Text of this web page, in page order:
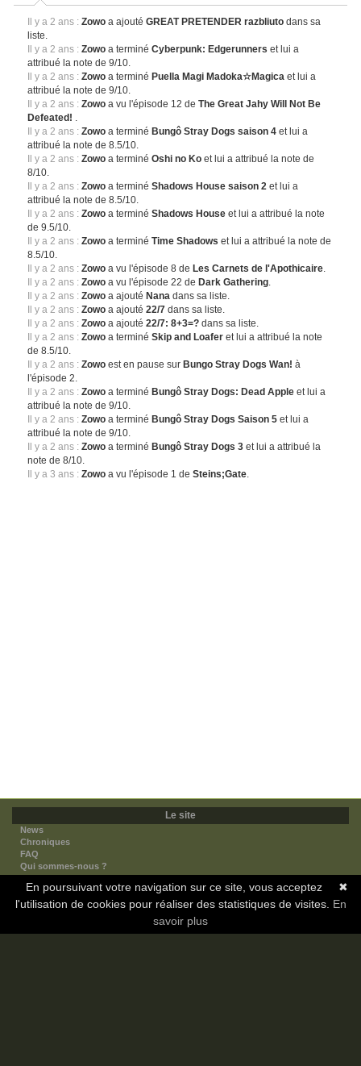
Il y a 2 ans : Zowo a ajoutéGREAT PRETENDER razbliuto dans sa
liste.
Il y a 2 ans : Zowo a terminéCyberpunk: Edgerunners et lui a
attribué la note de 9/10.
Il y a 2 ans : Zowo a terminé Puella Magi Madoka☆Magica et lui a
attribué la note de 9/10.
Il y a 2 ans : Zowo a vu l'épisode 12 deThe Great Jahy Will Not Be
Defeated! .
Il y a 2 ans : Zowo a terminé Bungô Stray Dogs saison 4 et lui a
attribué la note de 8.5/10.
Il y a 2 ans : Zowo a terminéOshi no Ko et lui a attribué la note de
8/10.
Il y a 2 ans : Zowo a terminéShadows House saison 2 et lui a
attribué la note de 8.5/10.
Il y a 2 ans : Zowo a terminéShadows House et lui a attribué la note
de 9.5/10.
Il y a 2 ans : Zowo a terminéTime Shadows et lui a attribué la note de
8.5/10.
Il y a 2 ans : Zowo a vu l'épisode 8 de Les Carnets de l'Apothicaire.
Il y a 2 ans : Zowo a vu l'épisode 22 de Dark Gathering.
Il y a 2 ans : Zowo a ajouté Nana dans sa liste.
Il y a 2 ans : Zowo a ajouté22/7 dans sa liste.
Il y a 2 ans : Zowo a ajouté22/7: 8+3=? dans sa liste.
Il y a 2 ans : Zowo a terminéSkip and Loafer et lui a attribué la note
de 8.5/10.
Il y a 2 ans : Zowo est en pause sur Bungo Stray Dogs Wan! à
l'épisode 2.
Il y a 2 ans : Zowo a terminé Bungô Stray Dogs: Dead Apple et lui a
attribué la note de 9/10.
Il y a 2 ans : Zowo a terminé Bungô Stray Dogs Saison 5 et lui a
attribué la note de 9/10.
Il y a 2 ans : Zowo a terminé Bungô Stray Dogs 3 et lui a attribué la
note de 8/10.
Il y a 3 ans : Zowo a vu l'épisode 1 deSteins;Gate.
Le site
News
Chroniques
FAQ
Qui sommes-nous ?
Nos partenaires
Faites-nous connaitre
Nous contacter
✖
En poursuivant votre navigation sur ce site, vous acceptez
l'utilisation de cookies pour réaliser des statistiques de visites. En
savoir plus